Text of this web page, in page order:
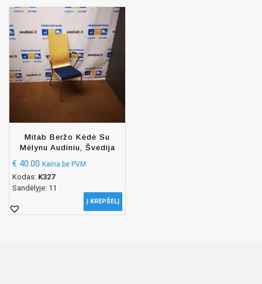
Mitab Beržo Kėdė Su
Mėlynu Audiniu, Švedija
€ 40.00 Kaina be PVM
Kodas: K327
Sandėlyje: 11
Į KREPŠELĮ